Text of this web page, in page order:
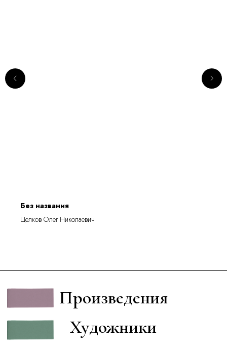
Без названия
Целков Олег Николаевич
Художники
Произведения